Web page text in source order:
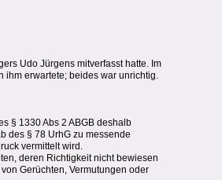
Udo Jürgens mitverfasst hatte. Im
ihm erwartete; beides war unrichtig.
§ 1330 Abs 2 ABGB deshalb
des § 78 UrhG zu messende
vermittelt wird.
deren Richtigkeit nicht bewiesen
Gerüchten, Vermutungen oder